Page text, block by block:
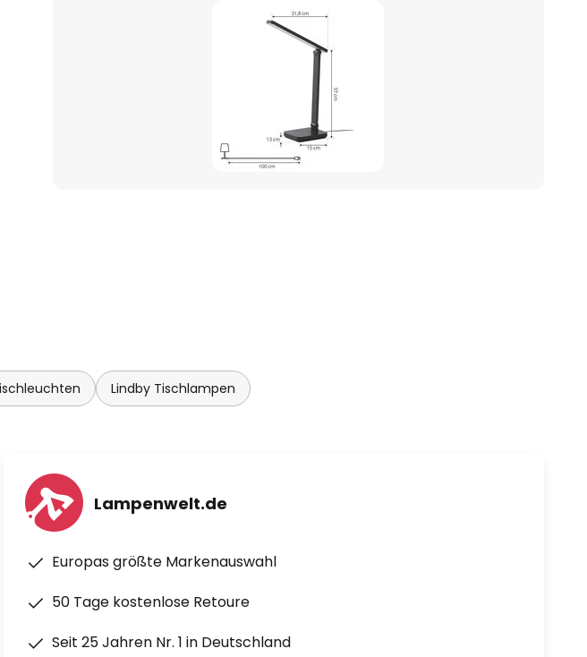
Lindby Tischlampen
Lampenwelt.de
Europas größte Markenauswahl
50 Tage kostenlose Retoure
Seit 25 Jahren Nr. 1 in Deutschland